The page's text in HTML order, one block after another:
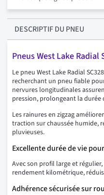
DESCRIPTIFDU PNEU
Pneus West Lake Radial
Le pneu West Lake Radial
recherchant un pneu fiable
nervures longitudinales
pression, prolongeant la
Les rainures en zigzag
traction sur chaussée humide,
pluvieuses.
Excellente durée de vie
Avec son profil large et
rendement kilométrique,
Adhérence sécurisée sur